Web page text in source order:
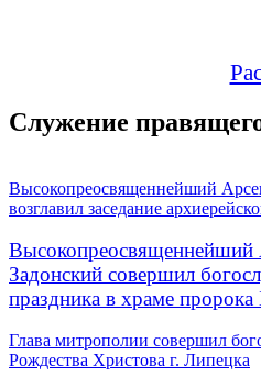
Служение
Высокопреосвященнейший
возглавил заседание
Высокопреосвященнейший
Задонский совершил
праздника в храме
Глава митрополии совершил
Рождества Христова г. Липецка